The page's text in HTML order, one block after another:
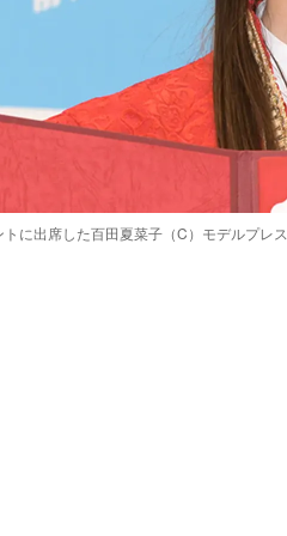
トに出席した百田夏菜子（C）モデルプレス